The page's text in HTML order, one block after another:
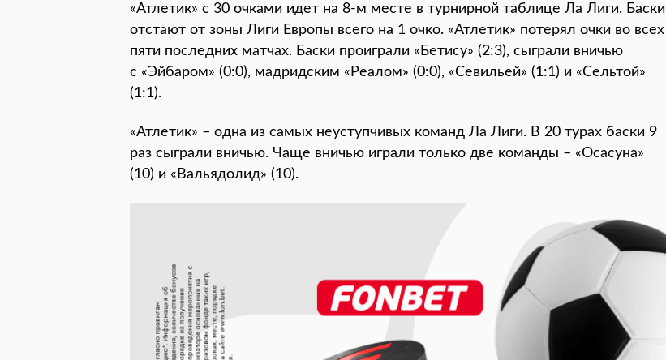
«Атлетик» с 30 очками идет на 8-м месте в турнирной таблице Ла Лиги. Баски
отстают от зоны Лиги Европы всего на 1 очко. «Атлетик» потерял очки во всех
пяти последних матчах. Баски проиграли «Бетису» (2:3), сыграли вничью
с «Эйбаром» (0:0), мадридским «Реалом» (0:0), «Севильей» (1:1) и «Сельтой»
(1:1).
«Атлетик» – одна из самых неуступчивых команд Ла Лиги. В 20 турах баски 9
раз сыграли вничью. Чаще вничью играли только две команды – «Осасуна»
(10) и «Вальядолид» (10).